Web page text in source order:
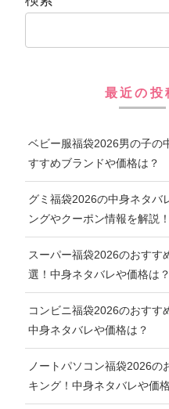
最近の投
ベビー服福袋2026男の子の
すすめブランドや価格は？
グミ福袋2026の中身ネタバ
ングやクーポン情報を解説！
スーパー福袋2026のおすす
選！中身ネタバレや価格は？
コンビニ福袋2026のおすす
中身ネタバレや価格は？
ノートパソコン福袋2026の
キング！中身ネタバレや価